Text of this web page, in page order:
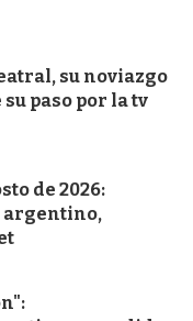
su noviazgo
paso por la tv
de 2026:
argentino,